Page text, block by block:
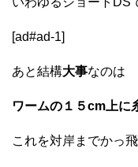
[ad#ad-1]
あと結構大事なのは
ワームの１５cm上に
これを対岸までかっ飛